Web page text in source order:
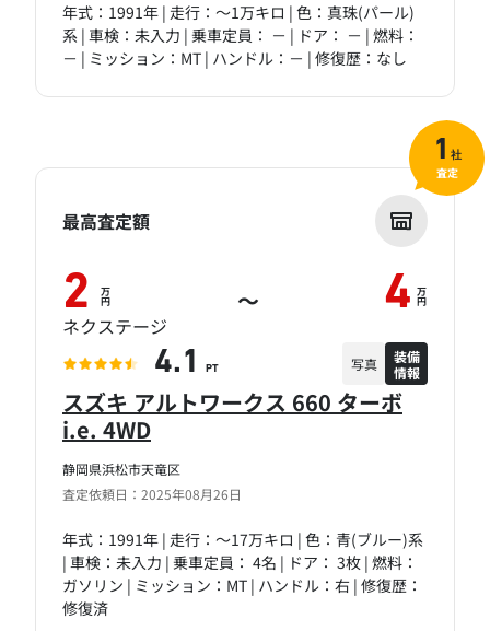
年式：1991年 | 走行：～1万キロ | 色：真珠(パール)
系 | 車検：未入力 | 乗車定員： － | ドア： － | 燃料：
－ | ミッション：MT | ハンドル：－ | 修復歴：なし
静岡県浜松市天竜区
査定依頼日：2025年08月26日
スズキ アルトワークス 660 ターボ
i.e. 4WD
年式：1991年 | 走行：～17万キロ | 色：青(ブルー)系
| 車検：未入力 | 乗車定員： 4名 | ドア： 3枚 | 燃料：
ガソリン | ミッション：MT | ハンドル：右 | 修復歴：
修復済
最高査定額
2 万
円 ～ 4 万
円
ネクステージ
4.1 PT 写真
装備
情報
1 社
査定